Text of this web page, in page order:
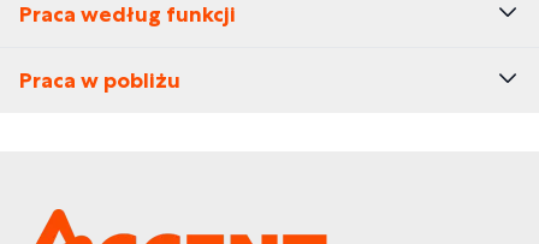
Praca według funkcji
Praca w pobliżu